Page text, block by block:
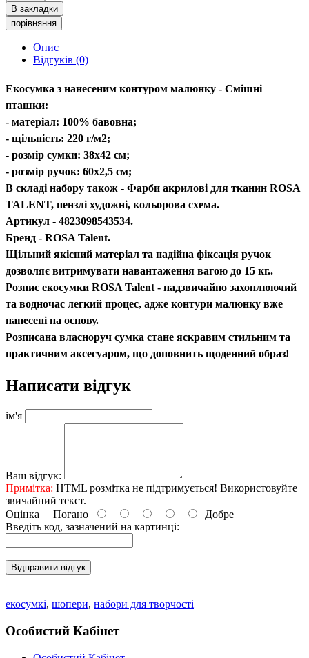
В закладки
порівняння
Опис
Відгуків (0)
Екосумка з нанесеним контуром малюнку - Смішні
пташки:
- матеріал: 100% бавовна;
- щільність: 220 г/м2;
- розмір сумки: 38х42 см;
- розмір ручок: 60х2,5 см;
В складі набору також - Фарби акрилові для тканин ROSA
TALENT, пензлі художні, кольорова схема.
Артикул - 4823098543534.
Бренд - ROSA Talent.
Щільний якісний матеріал та надійна фіксація ручок
дозволяє витримувати навантаження вагою до 15 кг..
Розпис екосумки ROSA Talent - надзвичайно захоплюючий
та водночас легкий процес, адже контури малюнку вже
нанесені на основу.
Розписана власноруч сумка стане яскравим стильним та
практичним аксесуаром, що доповнить щоденний образ!
Написати відгук
ім'я
Ваш відгук:
Примітка: HTML розмітка не підтримується! Використовуйте
звичайний текст.
Оцінка Погано
Добре
Введіть код, зазначений на картинці:
Відправити відгук
екосумкі, шопери, набори для творчості
Особистий Кабінет